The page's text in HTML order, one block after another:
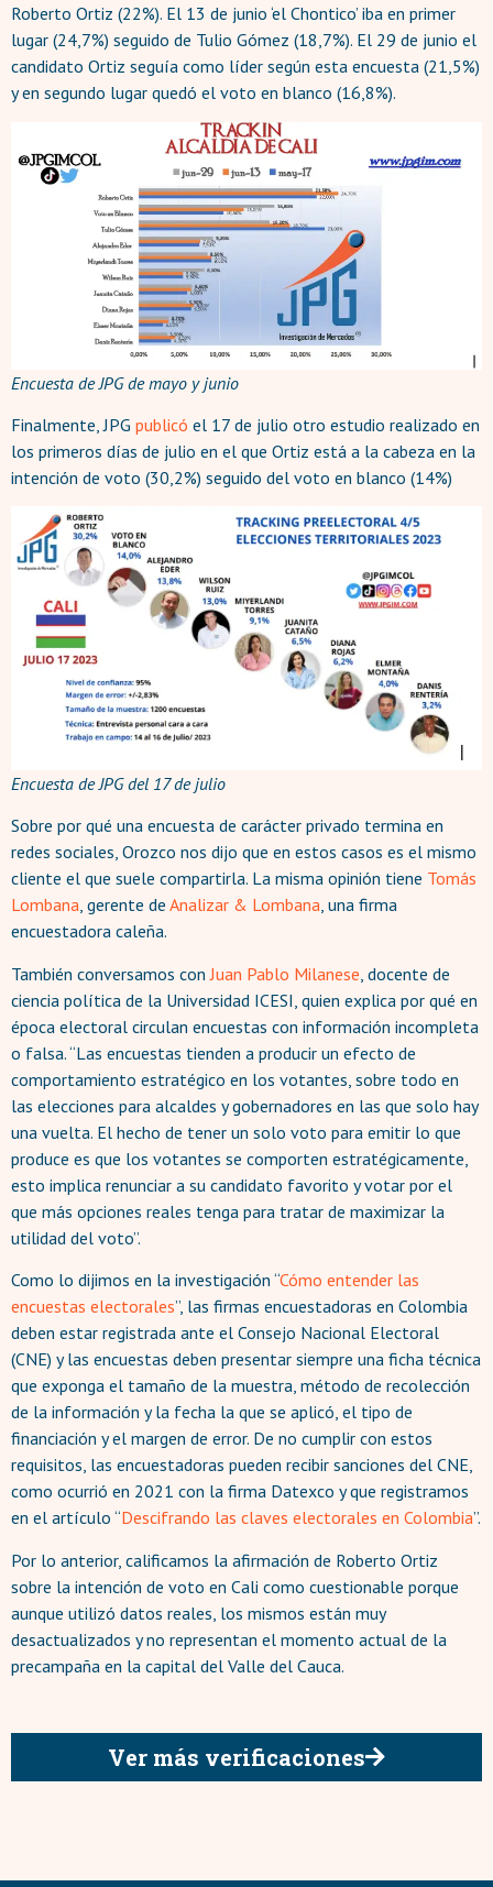
Roberto Ortiz (22%). El 13 de junio ‘el Chontico’ iba en primer
lugar (24,7%) seguido de Tulio Gómez (18,7%). El 29 de junio el
candidato Ortiz seguía como líder según esta encuesta (21,5%)
y en segundo lugar quedó el voto en blanco (16,8%).
Encuesta de JPG de mayo y junio
Finalmente, JPG publicó el 17 de julio otro estudio realizado en
los primeros días de julio en el que Ortiz está a la cabeza en la
intención de voto (30,2%) seguido del voto en blanco (14%)
Encuesta de JPG del 17 de julio
Sobre por qué una encuesta de carácter privado termina en
redes sociales, Orozco nos dijo que en estos casos es el mismo
cliente el que suele compartirla. La misma opinión tiene Tomás
Lombana, gerente de Analizar & Lombana, una firma
encuestadora caleña.
También conversamos conJuan Pablo Milanese , docente de
ciencia política de la Universidad ICESI, quien explica por qué en
época electoral circulan encuestas con información incompleta
o falsa. “Las encuestas tienden a producir un efecto de
comportamiento estratégico en los votantes, sobre todo en
las elecciones para alcaldes y gobernadores en las que solo hay
una vuelta. El hecho de tener un solo voto para emitir lo que
produce es que los votantes se comporten estratégicamente,
esto implica renunciar a su candidato favorito y votar por el
que más opciones reales tenga para tratar de maximizar la
utilidad del voto”.
Como lo dijimos en la investigación “Cómo entender las
encuestas electorales”, las firmas encuestadoras en Colombia
deben estar registrada ante el Consejo Nacional Electoral
(CNE) y las encuestas deben presentar siempre una ficha técnica
que exponga el tamaño de la muestra, método de recolección
de la información y la fecha la que se aplicó, el tipo de
financiación y el margen de error. De no cumplir con estos
requisitos, las encuestadoras pueden recibir sanciones del CNE,
como ocurrió en 2021 con la firma Datexco y que registramos
en el artículo “Descifrando las claves electorales en Colombia”.
Por lo anterior, calificamos la afirmación de Roberto Ortiz
sobre la intención de voto en Cali como cuestionable porque
aunque utilizó datos reales, los mismos están muy
desactualizados y no representan el momento actual de la
precampaña en la capital del Valle del Cauca.
Ver más verificaciones